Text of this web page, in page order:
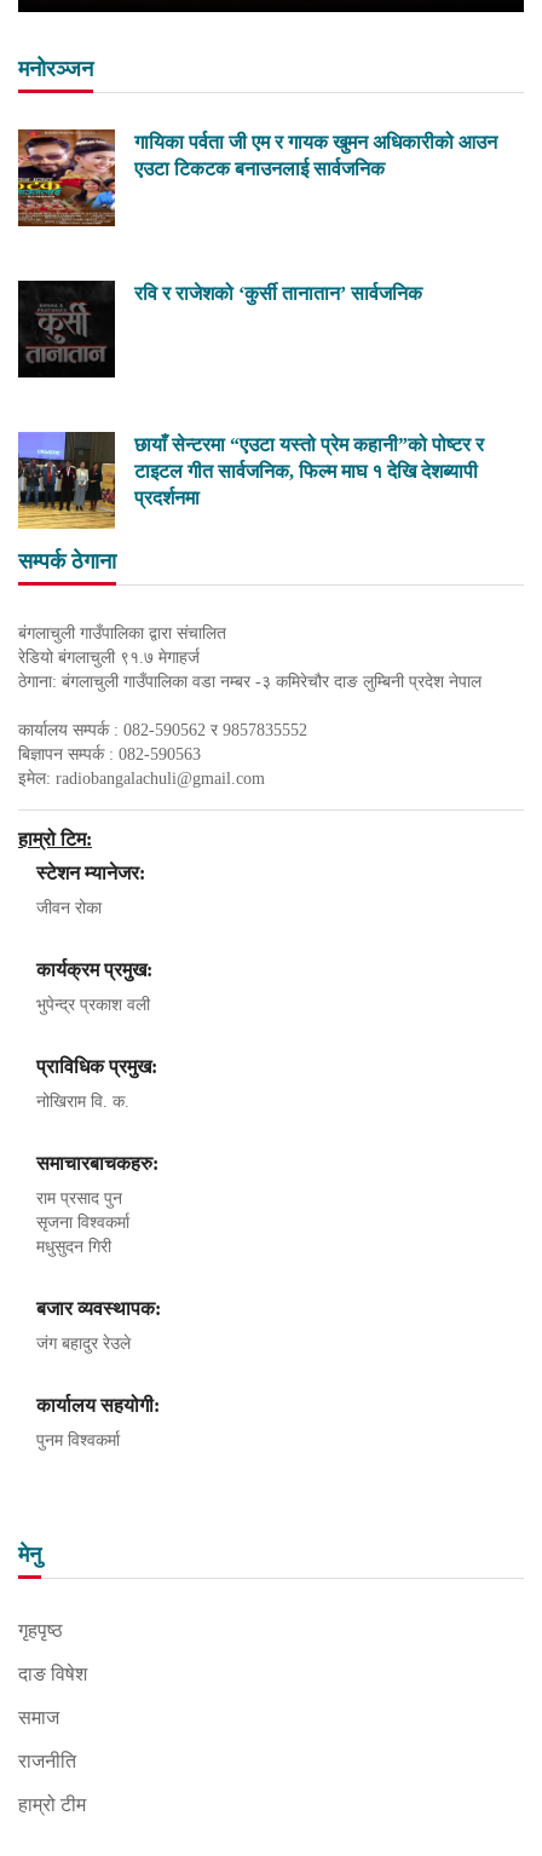
मनोरञ्जन
गायिका पर्वता जी एम र गायक खुमन अधिकारीको आउन
एउटा टिकटक बनाउनलाई सार्वजनिक
रवि र राजेशको ‘कुर्सी तानातान’ सार्वजनिक
छायाँ सेन्टरमा “एउटा यस्तो प्रेम कहानी”को पोष्टर र
टाइटल गीत सार्वजनिक, फिल्म माघ १ देखि देशब्यापी
प्रदर्शनमा
सम्पर्क ठेगाना
बंगलाचुली गाउँपालिका द्वारा संचालित
रेडियो बंगलाचुली ९१.७ मेगाहर्ज
ठेगाना: बंगलाचुली गाउँपालिका वडा नम्बर -३ कमिरेचौर दाङ लुम्बिनी प्रदेश नेपाल
कार्यालय सम्पर्क : 082-590562 र 9857835552
बिज्ञापन सम्पर्क : 082-590563
इमेल: radiobangalachuli@gmail.com
हाम्रो टिम:
स्टेशन म्यानेजर:
जीवन रोका
कार्यक्रम प्रमुख:
भुपेन्द्र प्रकाश वली
प्राविधिक प्रमुख:
नोखिराम वि. क.
समाचारबाचकहरु:
राम प्रसाद पुन
सृजना विश्वकर्मा
मधुसुदन गिरी
बजार व्यवस्थापक:
जंग बहादुर रेउले
कार्यालय सहयोगी:
पुनम विश्वकर्मा
मेनु
गृहपृष्ठ
दाङ विषेश
समाज
राजनीति
हाम्रो टीम